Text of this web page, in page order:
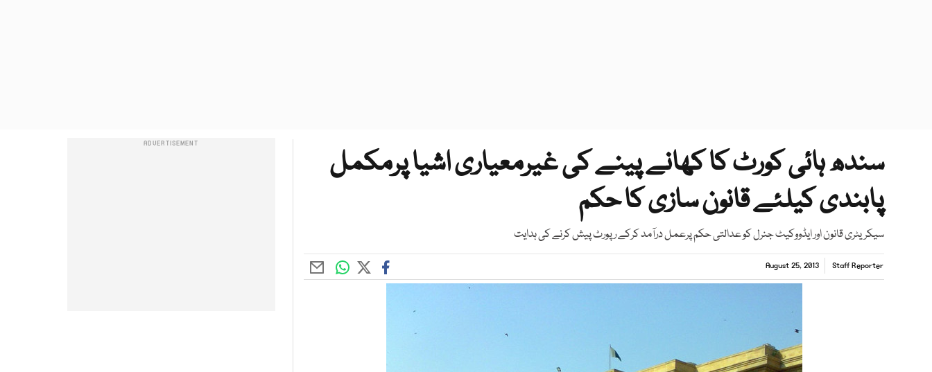
سندھ ہائی کورٹ کا کھانے پینے کی غیرمعیاری اشیا پرمکمل
پابندی کیلئے قانون سازی کا حکم
سیکریٹری قانون اور ایڈووکیٹ جنرل کو عدالتی حکم پرعمل درآمد کرکے رپورٹ پیش کرنے کی ہدایت
Staff Reporter
August 25, 2013